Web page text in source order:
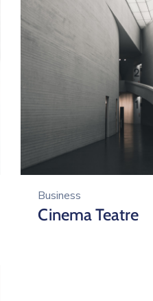
Business
Cinema Teatre